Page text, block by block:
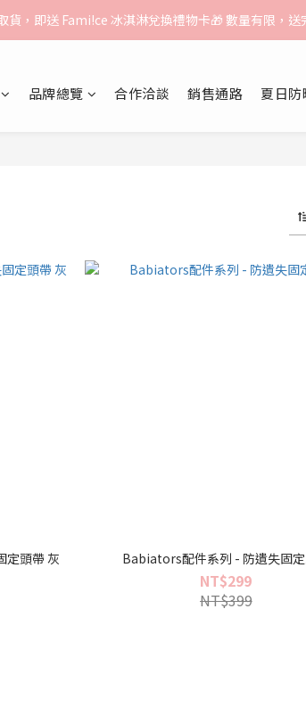
款）$1000免運｜貨到付款/宅配$1500免運｜中港澳
貨，即送 Fami!ce 冰淇淋兌換禮物卡🎁 數量有限，送
品牌總覽 合作洽談 銷售通路 夏日防
定頭帶 灰 Babiators配件系列 - 防遺失固
NT$299
NT$399